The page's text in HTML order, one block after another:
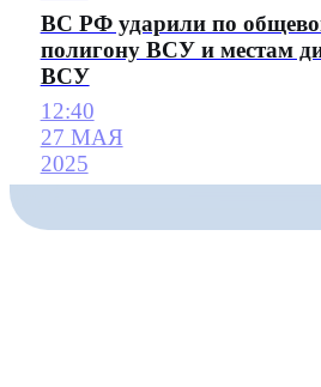
ВС РФ ударили по
полигону ВСУ и местам
ВСУ
12:40
27 МАЯ
2025